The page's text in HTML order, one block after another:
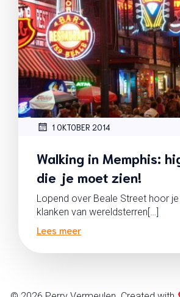
1 OKTOBER 2014
Walking in Memphis:
die je moet zien!
Lopend over Beale Street hoor
klanken van wereldsterren[…]
Lees meer